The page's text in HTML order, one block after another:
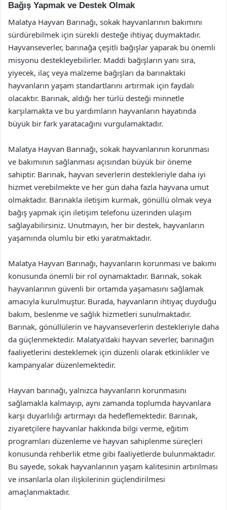
Bağış Yapmak ve Destek Olmak
Malatya Hayvan Barınağı, sokak hayvanlarının bakımını
sürdürebilmek için sürekli desteğe ihtiyaç duymaktadır.
Hayvanseverler, barınağa çeşitli bağışlar yaparak bu önemli
misyonu destekleyebilirler. Maddi bağışların yanı sıra,
yiyecek, ilaç veya malzeme bağışları da barınaktaki
hayvanların yaşam standartlarını artırmak için faydalı
olacaktır. Barınak, aldığı her türlü desteği minnetle
karşılamakta ve bu yardımların hayvanların hayatında
büyük bir fark yaratacağını vurgulamaktadır.
Malatya Hayvan Barınağı, sokak hayvanlarının korunması
ve bakımının sağlanması açısından büyük bir öneme
sahiptir. Barınak, hayvan severlerin destekleriyle daha iyi
hizmet verebilmekte ve her gün daha fazla hayvana umut
olmaktadır. Barınakla iletişim kurmak, gönüllü olmak veya
bağış yapmak için iletişim telefonu üzerinden ulaşım
sağlayabilirsiniz. Unutmayın, her bir destek, hayvanların
yaşamında olumlu bir etki yaratmaktadır.
Malatya Hayvan Barınağı, hayvanların korunması ve bakımı
konusunda önemli bir rol oynamaktadır. Barınak, sokak
hayvanlarının güvenli bir ortamda yaşamasını sağlamak
amacıyla kurulmuştur. Burada, hayvanların ihtiyaç duyduğu
bakım, beslenme ve sağlık hizmetleri sunulmaktadır.
Barınak, gönüllülerin ve hayvanseverlerin destekleriyle daha
da güçlenmektedir. Malatya’daki hayvan severler, barınağın
faaliyetlerini desteklemek için düzenli olarak etkinlikler ve
kampanyalar düzenlemektedir.
Hayvan barınağı, yalnızca hayvanların korunmasını
sağlamakla kalmayıp, aynı zamanda toplumda hayvanlara
karşı duyarlılığı artırmayı da hedeflemektedir. Barınak,
ziyaretçilere hayvanlar hakkında bilgi verme, eğitim
programları düzenleme ve hayvan sahiplenme süreçleri
konusunda rehberlik etme gibi faaliyetlerde bulunmaktadır.
Bu sayede, sokak hayvanlarının yaşam kalitesinin artırılması
ve insanlarla olan ilişkilerinin güçlendirilmesi
amaçlanmaktadır.